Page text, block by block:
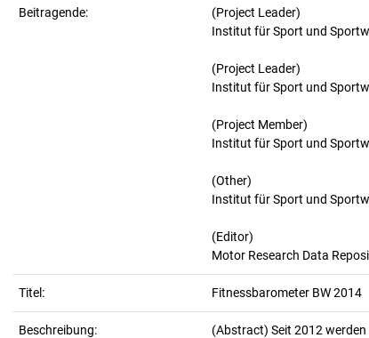
Beitragende:
(Project Leader)
Institut für Sport und
(Project Leader)
Institut für Sport und
(Project Member)
Institut für Sport und
(Other)
Institut für Sport und
(Editor)
Motor Research Data
Titel: Fitnessbarometer BW 2014
Beschreibung: (Abstract) Seit 2012